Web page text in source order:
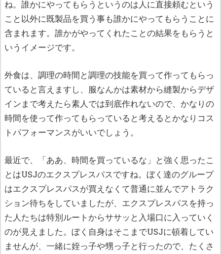
ね。誰かにやってもらうというのは人に直接頼むという
こと以外に既製品を買う事も誰かにやってもらうことに
含まれます。誰かがやってくれたことの結果をもらうと
いうイメージです。
外食は、調理の時間と調理の技能を買って作ってもらっ
ていると言えますし、服なんかは素材から縫製からデザ
インまで考えたら素人では到底作れないので、かなりの
時間を使って作ってもらっていると考えるとかなりコス
トパフォーマンスがいいでしょう。
最近で、「ああ、時間を買っているな」と強く思ったこ
とはUSJのエクスプレスパスですね。ぼく達のグループ
はエクスプレスパスが買えなくて普通に並んでアトラク
ション待ちをしていましたが、エクスプレスパスを持っ
た人たちは特別ルートからササッと入場口に入っていく
のが見えました。ぼく自身はそこまでUSJに頓着してい
ませんが、一緒に姪っ子や甥っ子と行ったので、たくさ